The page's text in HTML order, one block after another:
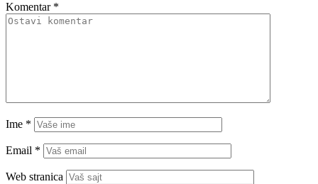
Komentar *
Ime *
Email *
Web stranica